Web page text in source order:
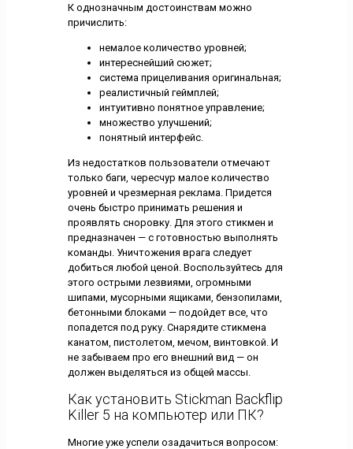
К однозначным достоинствам можно
причислить:
немалое количество уровней;
интереснейший сюжет;
система прицеливания оригинальная;
реалистичный геймплей;
интуитивно понятное управление;
множество улучшений;
понятный интерфейс.
Из недостатков пользователи отмечают
только баги, чересчур малое количество
уровней и чрезмерная реклама. Придется
очень быстро принимать решения и
проявлять сноровку. Для этого стикмен и
предназначен — с готовностью выполнять
команды. Уничтожения врага следует
добиться любой ценой. Воспользуйтесь для
этого острыми лезвиями, огромными
шипами, мусорными ящиками, бензопилами,
бетонными блоками — подойдет все, что
попадется под руку. Снарядите стикмена
канатом, пистолетом, мечом, винтовкой. И
не забываем про его внешний вид — он
должен выделяться из общей массы.
Как установить Stickman Backflip
Killer 5 на компьютер или ПК?
Многие уже успели озадачиться вопросом: